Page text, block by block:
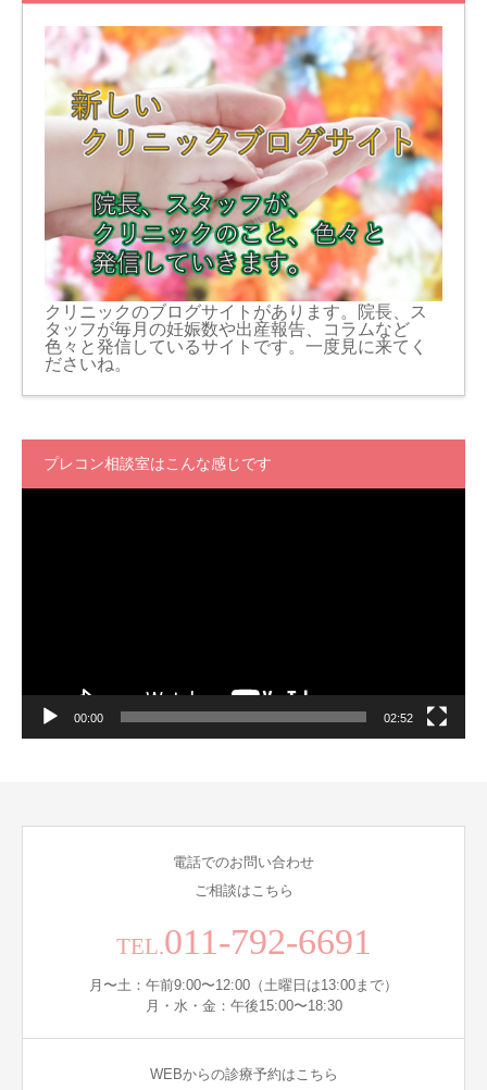
クリニックのブログサイトがあります。院長、ス
タッフが毎月の妊娠数や出産報告、コラムなど
色々と発信しているサイトです。一度見に来てく
ださいね。
プレコン相談室はこんな感じです
00:00 02:52
電話でのお問い合わせ
ご相談はこちら
TEL.011-792-6691
月〜土：午前9:00〜12:00（土曜日は13:00まで）
月・水・金：午後15:00〜18:30
WEBからの診療予約はこちら